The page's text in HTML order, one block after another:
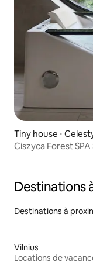
Tiny house ⋅
Ciszyca Forest
Destinations
Destinations à
Vilnius
Locations de